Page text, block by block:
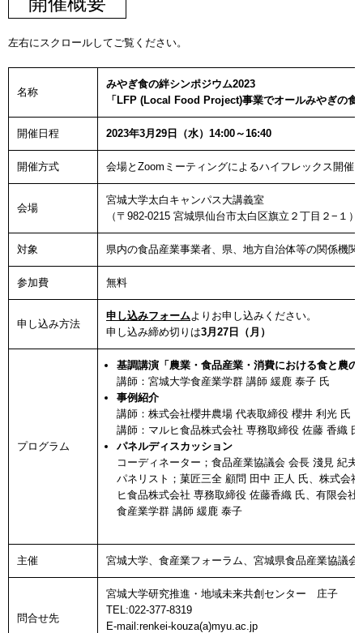
左右にスクロールしてご覧ください。
名称
みやぎ食の絆シンポジウム2023
「LFP (Local Food Project)事業でオールみやぎの食
開催日程 2023年3月29日（水）14:00～16:40
開催方式 会場とZoomミーティングによるハイフレックス開催
会場
宮城大学太白キャンパス大講義室
（〒982-0215 宮城県仙台市太白区旗立２丁目２−１）
対象 県内の食品産業事業者、県、地方自治体等の関係機関
参加費 無料
申し込み方法
申し込みフォーム よりお申し込みください。
申し込み締め切りは3月27日（月）
プログラム
基調講演「農業・食品産業・消費における食と農
講師：宮城大学食産業学群 講師 緩鹿 泰子 氏
事例紹介
講師：株式会社櫻井農場 代表取締役 櫻井 利光 氏
講師：マルヒ食品株式会社 専務取締役 佐藤 香織 氏
パネルディスカッション
コーディネーター；食品産業協議会 会長 淺見 紀夫
パネリスト；菓匠三全 顧問 田中 正人 氏、株式会
ヒ食品株式会社 専務取締役 佐藤香織 氏、有限会
食産業学群 講師 緩鹿 泰子
主催 宮城大学、食産業フォーラム、宮城県食品産業協議会
問合せ先
宮城大学研究推進・地域未来共創センター 庄子
TEL:022-377-8319
E-mail:renkei-kouza(a)myu.ac.jp